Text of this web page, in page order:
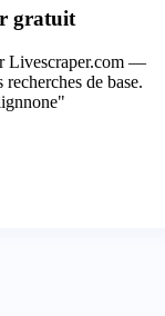
gratuit
Livescraper.com —
de base.